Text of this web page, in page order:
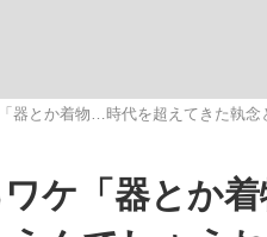
「クマが悪者扱いされている
器とか着物…時代を超えてきた執念
ワケ「器とか